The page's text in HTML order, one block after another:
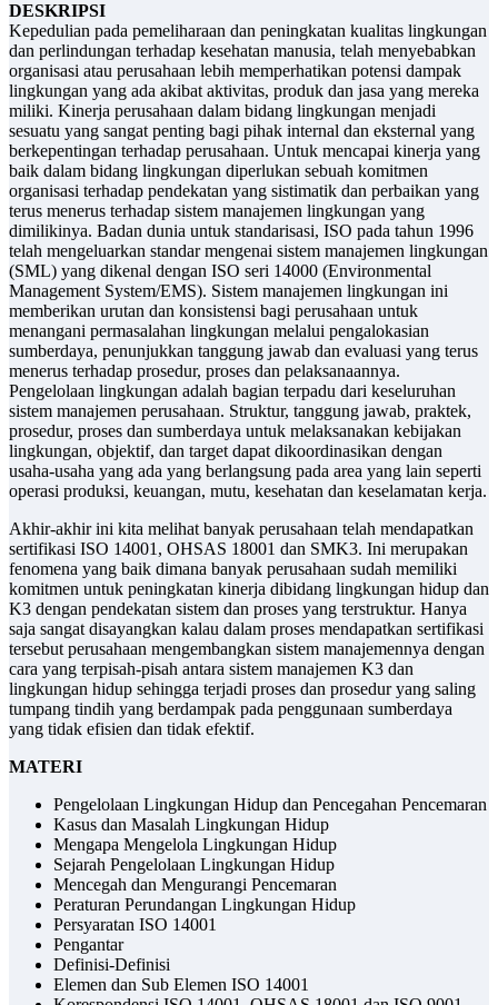
DESKRIPSI
Kepedulian pada pemeliharaan dan peningkatan kualitas lingkungan
dan perlindungan terhadap kesehatan manusia, telah menyebabkan
organisasi atau perusahaan lebih memperhatikan potensi dampak
lingkungan yang ada akibat aktivitas, produk dan jasa yang mereka
miliki. Kinerja perusahaan dalam bidang lingkungan menjadi
sesuatu yang sangat penting bagi pihak internal dan eksternal yang
berkepentingan terhadap perusahaan. Untuk mencapai kinerja yang
baik dalam bidang lingkungan diperlukan sebuah komitmen
organisasi terhadap pendekatan yang sistimatik dan perbaikan yang
terus menerus terhadap sistem manajemen lingkungan yang
dimilikinya. Badan dunia untuk standarisasi, ISO pada tahun 1996
telah mengeluarkan standar mengenai sistem manajemen lingkungan
(SML) yang dikenal dengan ISO seri 14000 (Environmental
Management System/EMS). Sistem manajemen lingkungan ini
memberikan urutan dan konsistensi bagi perusahaan untuk
menangani permasalahan lingkungan melalui pengalokasian
sumberdaya, penunjukkan tanggung jawab dan evaluasi yang terus
menerus terhadap prosedur, proses dan pelaksanaannya.
Pengelolaan lingkungan adalah bagian terpadu dari keseluruhan
sistem manajemen perusahaan. Struktur, tanggung jawab, praktek,
prosedur, proses dan sumberdaya untuk melaksanakan kebijakan
lingkungan, objektif, dan target dapat dikoordinasikan dengan
usaha-usaha yang ada yang berlangsung pada area yang lain seperti
operasi produksi, keuangan, mutu, kesehatan dan keselamatan kerja.
Akhir-akhir ini kita melihat banyak perusahaan telah mendapatkan
sertifikasi ISO 14001, OHSAS 18001 dan SMK3. Ini merupakan
fenomena yang baik dimana banyak perusahaan sudah memiliki
komitmen untuk peningkatan kinerja dibidang lingkungan hidup dan
K3 dengan pendekatan sistem dan proses yang terstruktur. Hanya
saja sangat disayangkan kalau dalam proses mendapatkan sertifikasi
tersebut perusahaan mengembangkan sistem manajemennya dengan
cara yang terpisah-pisah antara sistem manajemen K3 dan
lingkungan hidup sehingga terjadi proses dan prosedur yang saling
tumpang tindih yang berdampak pada penggunaan sumberdaya
yang tidak efisien dan tidak efektif.
MATERI
Pengelolaan Lingkungan Hidup dan Pencegahan Pencemaran
Kasus dan Masalah Lingkungan Hidup
Mengapa Mengelola Lingkungan Hidup
Sejarah Pengelolaan Lingkungan Hidup
Mencegah dan Mengurangi Pencemaran
Peraturan Perundangan Lingkungan Hidup
Persyaratan ISO 14001
Pengantar
Definisi-Definisi
Elemen dan Sub Elemen ISO 14001